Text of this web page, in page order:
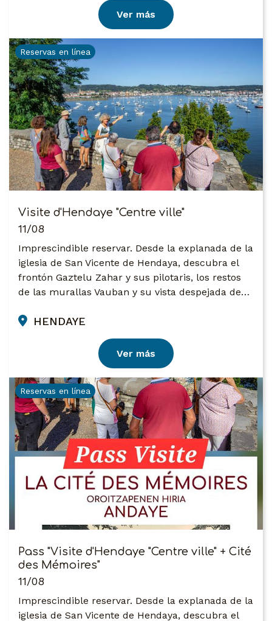
Ver más
Reservas en línea
Visite d'Hendaye "Centre ville"
11/08
Imprescindible reservar. Desde la explanada de la
iglesia de San Vicente de Hendaya, descubra el
frontón Gaztelu Zahar y sus pilotaris, los restos
de las murallas Vauban y su vista despejada de…
HENDAYE
Ver más
Reservas en línea
Pass "Visite d'Hendaye "Centre ville" + Cité
des Mémoires"
11/08
Imprescindible reservar. Desde la explanada de la
iglesia de San Vicente de Hendaya, descubra el